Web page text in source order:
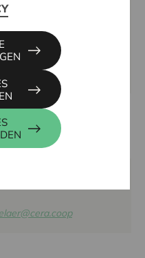
38EME BW, Rue du